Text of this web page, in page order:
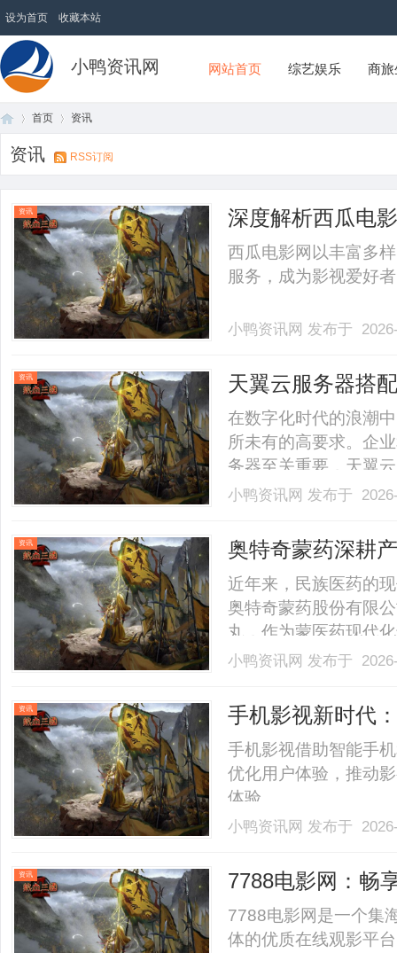
设为首页 收藏本站
小鸭资讯网 网站首页 综艺娱乐 商
首页 资讯
资讯 RSS订阅
资讯 深度解析西瓜电
西瓜电影网以丰富多
服务，成为影视爱好
小鸭资讯网 发布于
资讯 天翼云服务器搭
在数字化时代的浪潮
所未有的高要求。企
务器至关重要，天翼
众多用户的首选。然
可或缺的作用。那么
下.........
小鸭资讯网 发布于
资讯 奥特奇蒙药深耕
近年来，民族医药的
奥特奇蒙药股份有限
丸，作为蒙医药现代
界的广泛关注，成为
安神补心六味丸更是
小鸭资讯网 发布于
资讯 手机影视新时代
手机影视借助智能手
优化用户体验，推动
体验。......
小鸭资讯网 发布于
资讯 7788电影网：畅
7788电影网是一个集
体的优质在线观影平